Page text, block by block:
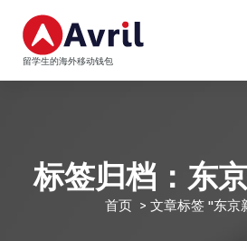
留学生的海外移动钱包
标签归档：东
首页 > 文章标签 "东京